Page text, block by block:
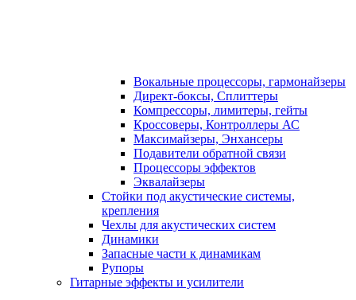
Вокальные процессоры, гармонайзеры
Директ-боксы, Сплиттеры
Компрессоры, лимитеры, гейты
Кроссоверы, Контроллеры АС
Максимайзеры, Энхансеры
Подавители обратной связи
Процессоры эффектов
Эквалайзеры
Стойки под акустические системы,
крепления
Чехлы для акустических систем
Динамики
Запасные части к динамикам
Рупоры
Гитарные эффекты и усилители